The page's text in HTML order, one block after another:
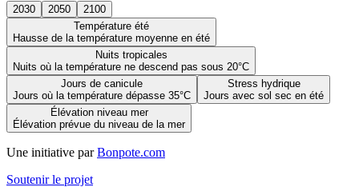
2030 2050
2100
Température été
Hausse de la température moyenne en été
Nuits tropicales
Nuits où la température ne descend pas sous 20°C
Jours de canicule
Jours où la température dépasse 35°C
Stress hydrique
Jours avec sol sec en été
Élévation niveau mer
Élévation prévue du niveau de la mer
Une initiative par Bonpote.com
Soutenir le projet